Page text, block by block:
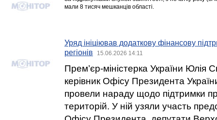
мали 8 тисяч мешканців області.
Уряд ініціював додаткову фінансову
регіонів
15.06.2026 14:11
Прем’єр-міністерка України Юлія
керівник Офісу Президента
провели нараду щодо підтримки
територій. У ній узяли участь